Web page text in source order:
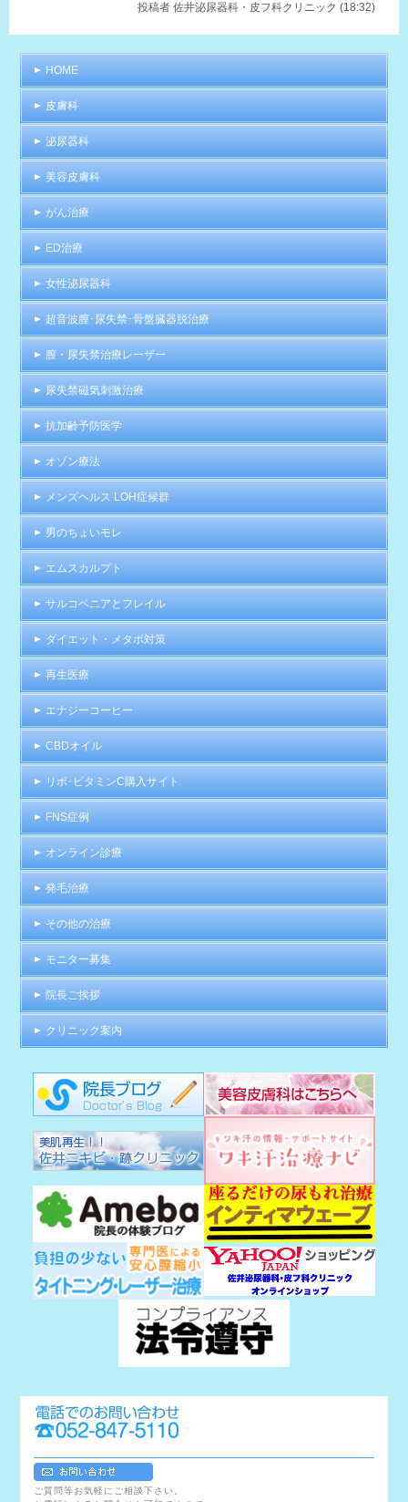
投稿者 佐井泌尿器科・皮フ科クリニック (18:32)
HOME
皮膚科
泌尿器科
美容皮膚科
がん治療
ED治療
女性泌尿器科
超音波膣･尿失禁･骨盤臓器脱治療
膣・尿失禁治療レーザー
尿失禁磁気刺激治療
抗加齢予防医学
オゾン療法
メンズヘルス LOH症候群
男のちょいモレ
エムスカルプト
サルコペニアとフレイル
ダイエット・メタボ対策
再生医療
エナジーコーヒー
CBDオイル
リポ･ビタミンC購入サイト
FNS症例
オンライン診療
発毛治療
その他の治療
モニター募集
院長ご挨拶
クリニック案内
ご質問等お気軽にご相談下さい。